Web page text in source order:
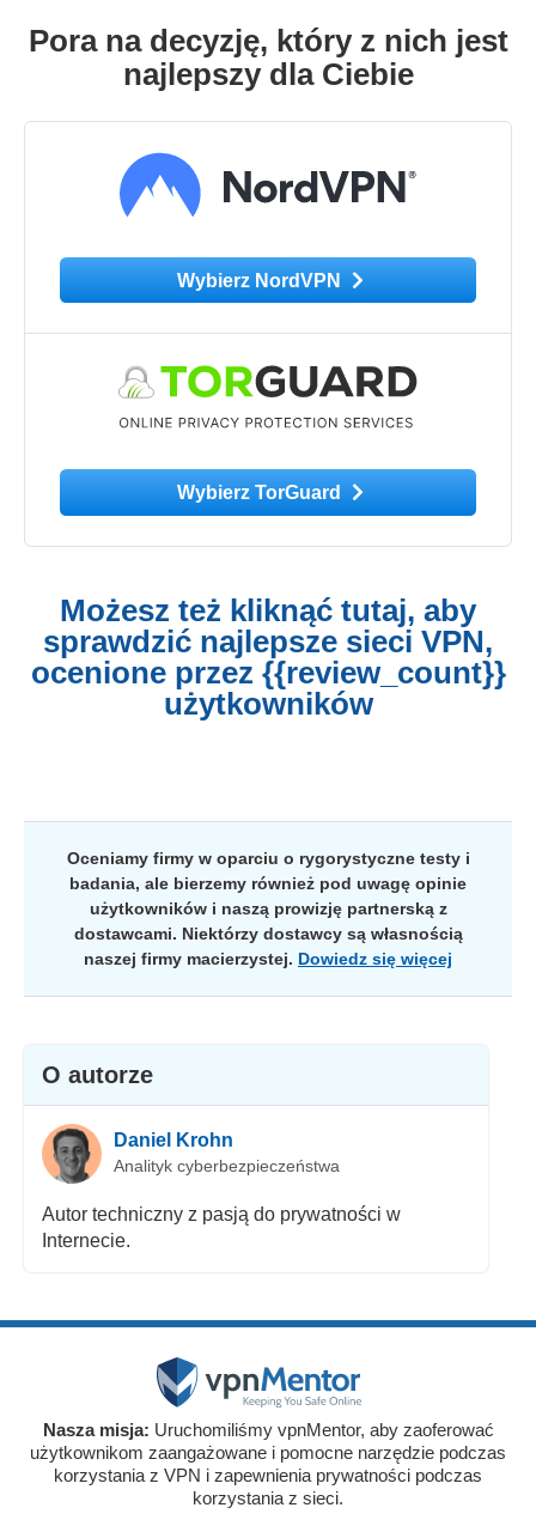
Pora na decyzję, który z nich jest
najlepszy dla Ciebie
Wybierz NordVPN
Wybierz TorGuard
Możesz też kliknąć tutaj, aby
sprawdzić najlepsze sieci VPN,
ocenione przez {{review_count}}
użytkowników
Oceniamy firmy w oparciu o rygorystyczne testy i
badania, ale bierzemy również pod uwagę opinie
użytkowników i naszą prowizję partnerską z
dostawcami. Niektórzy dostawcy są własnością
naszej firmy macierzystej. Dowiedz się więcej
O autorze
Daniel Krohn
Analityk cyberbezpieczeństwa
Autor techniczny z pasją do prywatności w
Internecie.
Nasza misja: Uruchomiliśmy vpnMentor, aby zaoferować
użytkownikom zaangażowane i pomocne narzędzie podczas
korzystania z VPN i zapewnienia prywatności podczas
korzystania z sieci.